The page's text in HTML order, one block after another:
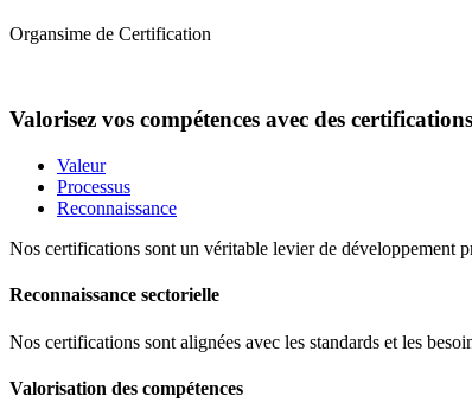
Organsime de Certification
Valorisez vos compétences avec des
Valeur
Processus
Reconnaissance
Nos certifications sont un véritable levier de développement
Reconnaissance sectorielle
Nos certifications sont alignées avec les standards et les
Valorisation des compétences